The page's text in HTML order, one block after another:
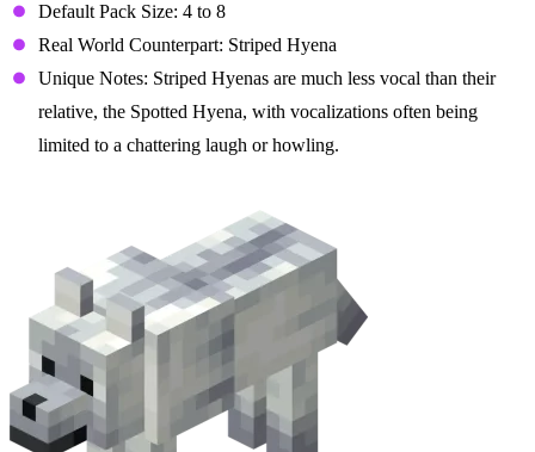
Default Pack Size: 4 to 8
Real World Counterpart: Striped Hyena
Unique Notes: Striped Hyenas are much less vocal than their
relative, the Spotted Hyena, with vocalizations often being
limited to a chattering laugh or howling.